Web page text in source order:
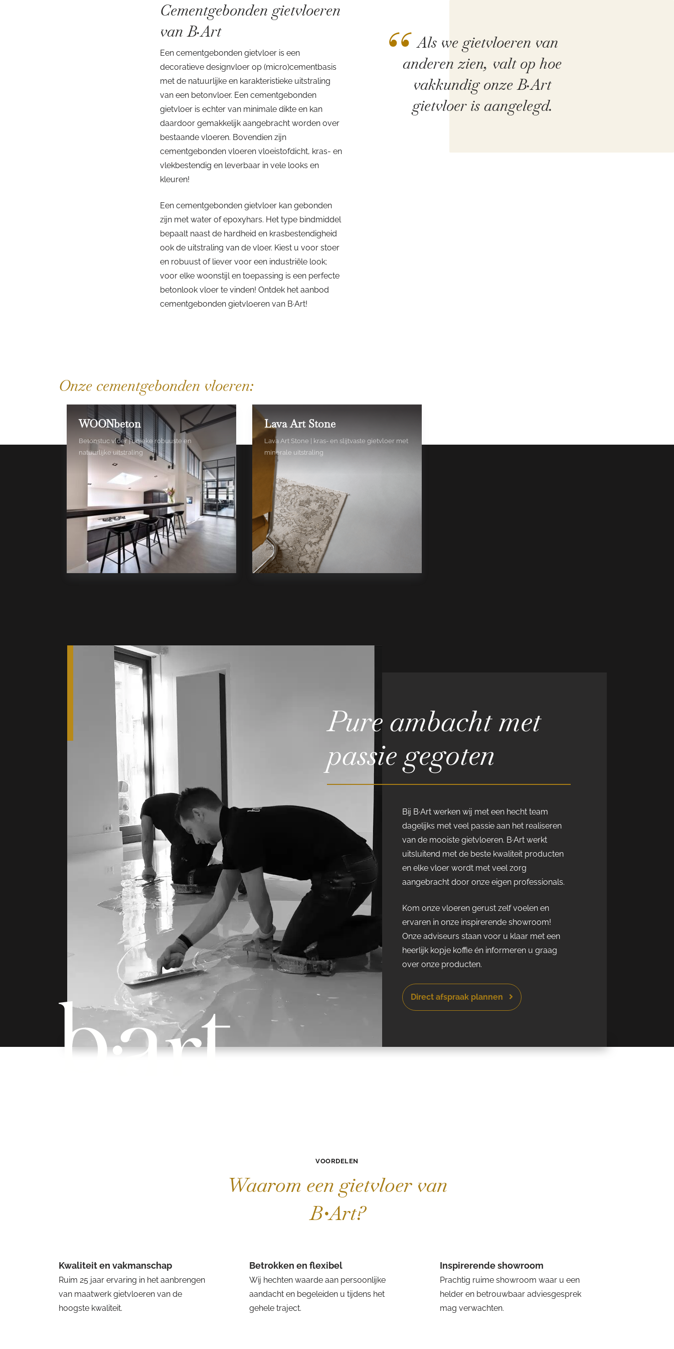
Cementgebonden gietvloeren
van B·Art
Een cementgebonden gietvloer is een
decoratieve designvloer op (micro)cementbasis
met de natuurlijke en karakteristieke uitstraling
van een betonvloer. Een cementgebonden
gietvloer is echter van minimale dikte en kan
daardoor gemakkelijk aangebracht worden over
bestaande vloeren. Bovendien zijn
cementgebonden vloeren vloeistofdicht, kras- en
vlekbestendig en leverbaar in vele looks en
kleuren!
Een cementgebonden gietvloer kan gebonden
zijn met water of epoxyhars. Het type bindmiddel
bepaalt naast de hardheid en krasbestendigheid
ook de uitstraling van de vloer. Kiest u voor stoer
en robuust of liever voor een industriële look;
voor elke woonstijl en toepassing is een perfecte
betonlook vloer te vinden! Ontdek het aanbod
cementgebonden gietvloeren van B·Art!
“ Als we gietvloeren van
anderen zien, valt op hoe
vakkundig onze B·Art
gietvloer is aangelegd.
Onze cementgebonden vloeren:
WOONbeton
Betonstuc vloer | unieke robuuste en
natuurlijke uitstraling
Lava Art Stone
Lava Art Stone | kras- en slijtvaste gietvloer met
minerale uitstraling
Pure ambacht met
passie gegoten
Bij B·Art werken wij met een hecht team
dagelijks met veel passie aan het realiseren
van de mooiste gietvloeren. B·Art werkt
uitsluitend met de beste kwaliteit producten
en elke vloer wordt met veel zorg
aangebracht door onze eigen professionals.
Kom onze vloeren gerust zelf voelen en
ervaren in onze inspirerende showroom!
Onze adviseurs staan voor u klaar met een
heerlijk kopje koffie én informeren u graag
over onze producten.
Direct afspraak plannen
VOORDELEN
Waarom een gietvloer van
B•Art?
Kwaliteit en vakmanschap
Ruim 25 jaar ervaring in het aanbrengen
van maatwerk gietvloeren van de
hoogste kwaliteit.
Betrokken en flexibel
Wij hechten waarde aan persoonlijke
aandacht en begeleiden u tijdens het
gehele traject.
Inspirerende showroom
Prachtig ruime showroom waar u een
helder en betrouwbaar adviesgesprek
mag verwachten.